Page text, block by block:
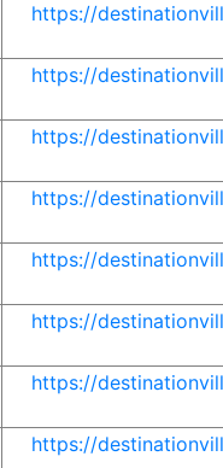
https://
https://
https://
https://
https://
https://
https://
https://